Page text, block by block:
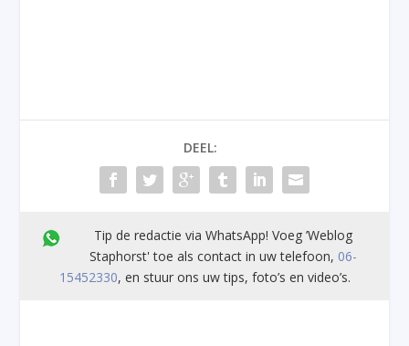
DEEL:
Tip de redactie via WhatsApp! Voeg ’Weblog
Staphorst' toe als contact in uw telefoon, 06-
15452330, en stuur ons uw tips, foto’s en video’s.